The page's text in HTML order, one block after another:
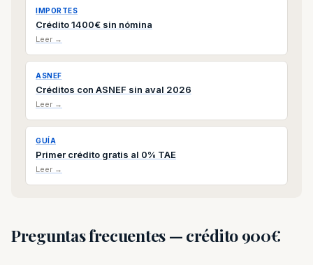
IMPORTES
Crédito 1400€ sin nómina
Leer →
ASNEF
Créditos con ASNEF sin aval 2026
Leer →
GUÍA
Primer crédito gratis al 0% TAE
Leer →
Preguntas frecuentes — crédito 900€